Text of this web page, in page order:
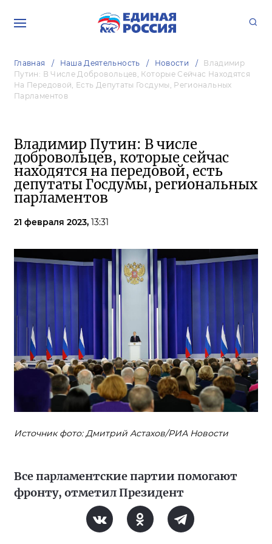
Главная Наша Деятельность Новости
Владимир
Путин: В Числе Добровольцев, Которые Сейчас Находятся
На Передовой, Есть Депутаты Госдумы, Региональных
Парламентов
Владимир Путин: В числе
добровольцев, которые сейчас
находятся на передовой, есть
депутаты Госдумы, региональных
парламентов
21 февраля 2023, 13:31
Источник фото: Дмитрий Астахов/РИА Новости
Все парламентские партии помогают
фронту, отметил Президент